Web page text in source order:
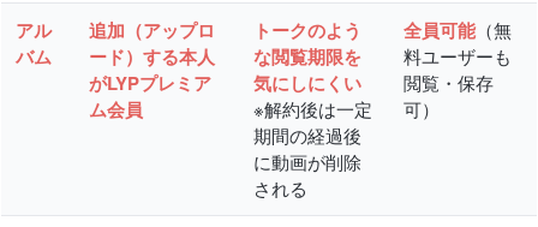
アル
バム
追加（アップロ
ード）する本人
がLYPプレミア
ム会員
トークのよう
な閲覧期限を
気にしにくい
※解約後は一定
期間の経過後
に動画が削除
される
全員可能 （無
料ユーザーも
閲覧・保存
可）